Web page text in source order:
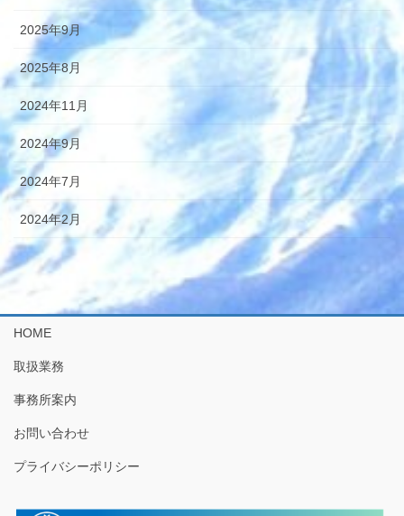
2025年9月
2025年8月
2024年11月
2024年9月
2024年7月
2024年2月
HOME
取扱業務
事務所案内
お問い合わせ
プライバシーポリシー